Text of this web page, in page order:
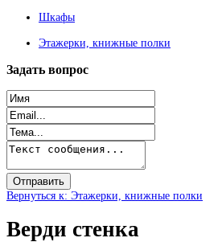
Шкафы
Этажерки, книжные полки
Задать вопрос
Вернуться к: Этажерки, книжные полки
Верди стенка